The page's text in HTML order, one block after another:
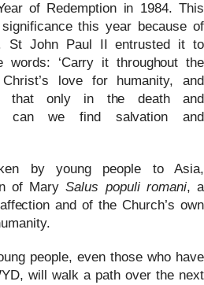
of Redemption in 1984. This
this year because of
St John Paul II entrusted it to
words: ‘Carry it throughout the
love for humanity, and
that only in the death and
can we find salvation and
by young people to Asia,
of MarySalus populi romani, a
and of the Church’s own
people, even those who have
will walk a path over the next